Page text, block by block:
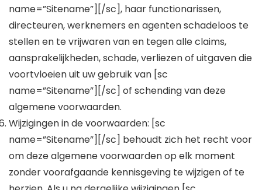
name=”Sitename”][/sc], haar functionarissen,
directeuren, werknemers en agenten schadeloos te
stellen en te vrijwaren van en tegen alle claims,
aansprakelijkheden, schade, verliezen of uitgaven die
voortvloeien uit uw gebruik van [sc
name=”Sitename”][/sc] of schending van deze
algemene voorwaarden.
Wijzigingen in de voorwaarden: [sc
name=”Sitename”][/sc] behoudt zich het recht voor
om deze algemene voorwaarden op elk moment
zonder voorafgaande kennisgeving te wijzigen of te